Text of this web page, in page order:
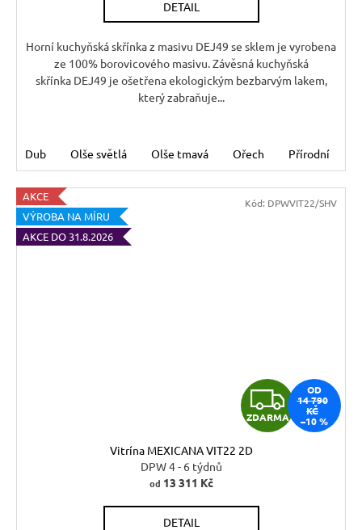
DETAIL
Horní kuchyňská skřínka z masivu DEJ49 se sklem je vyrobena
ze 100% borovicového masivu. Závěsná kuchyňská
skřínka DEJ49 je ošetřena ekologickým bezbarvým lakem,
který zabraňuje...
Dub Olše světlá Olše tmavá Ořech Přírodní
AKCE
VÝROBA NA MÍRU
AKCE DO 31.8.2026
Z
D
ZDARMA
OD
14 790
KČ
–10 %
Vitrína MEXICANA VIT22 2D
DPW 4 - 6 týdnů
od 13 311 Kč
DETAIL
Kód: DPWVIT22/SHV